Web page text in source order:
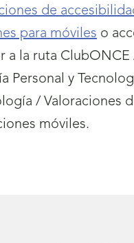
de
para móviles o
a la ruta ClubONCE
Personal y
/ Valoraciones
móviles.